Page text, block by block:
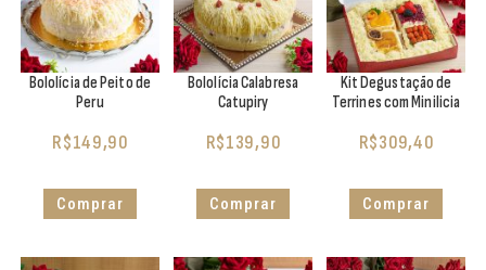
Bololícia de Peito de
Peru
R$149,90
Comprar
Bololícia Calabresa
Catupiry
R$139,90
Comprar
Kit Degustação de
Terrines com Minilicia
R$309,40
Comprar